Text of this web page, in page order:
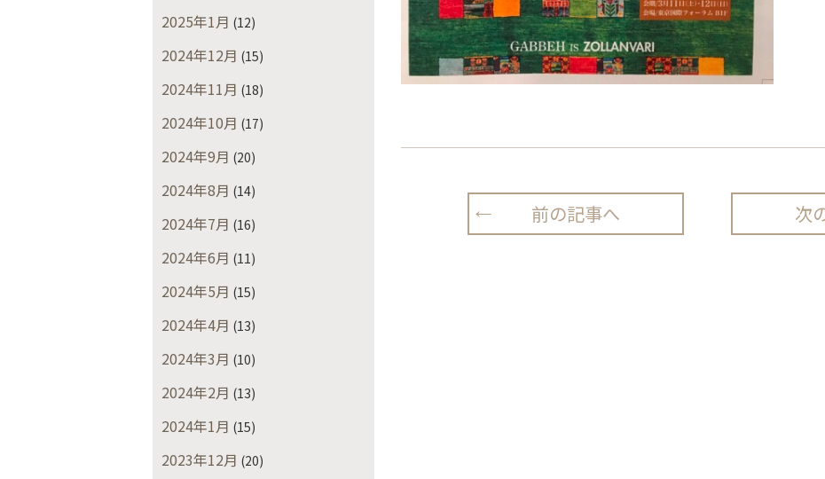
2025年1月 (12)
2024年12月 (15)
2024年11月 (18)
2024年10月 (17)
2024年9月 (20)
2024年8月 (14)
2024年7月 (16)
2024年6月 (11)
2024年5月 (15)
2024年4月 (13)
2024年3月 (10)
2024年2月 (13)
2024年1月 (15)
2023年12月 (20)
前の記事へ 次